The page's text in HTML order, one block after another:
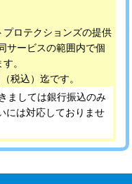
ロテクションズの提供
サービスの範囲内で個
。
税込）迄です。
ましては銀行振込のみ
には対応しておりませ